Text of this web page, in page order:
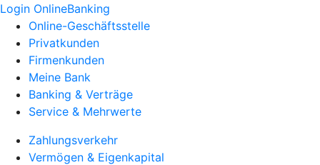
Login OnlineBanking
Online-Geschäftsstelle
Privatkunden
Firmenkunden
Meine Bank
Banking & Verträge
Service & Mehrwerte
Zahlungsverkehr
Vermögen & Eigenkapital